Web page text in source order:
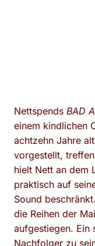
Nettspends BAD
einem kindlichen
achtzehn Jahre
vorgestellt,
hielt Nett an dem
praktisch auf
Sound
die Reihen der
aufgestiegen. Ein
Nachfolger zu